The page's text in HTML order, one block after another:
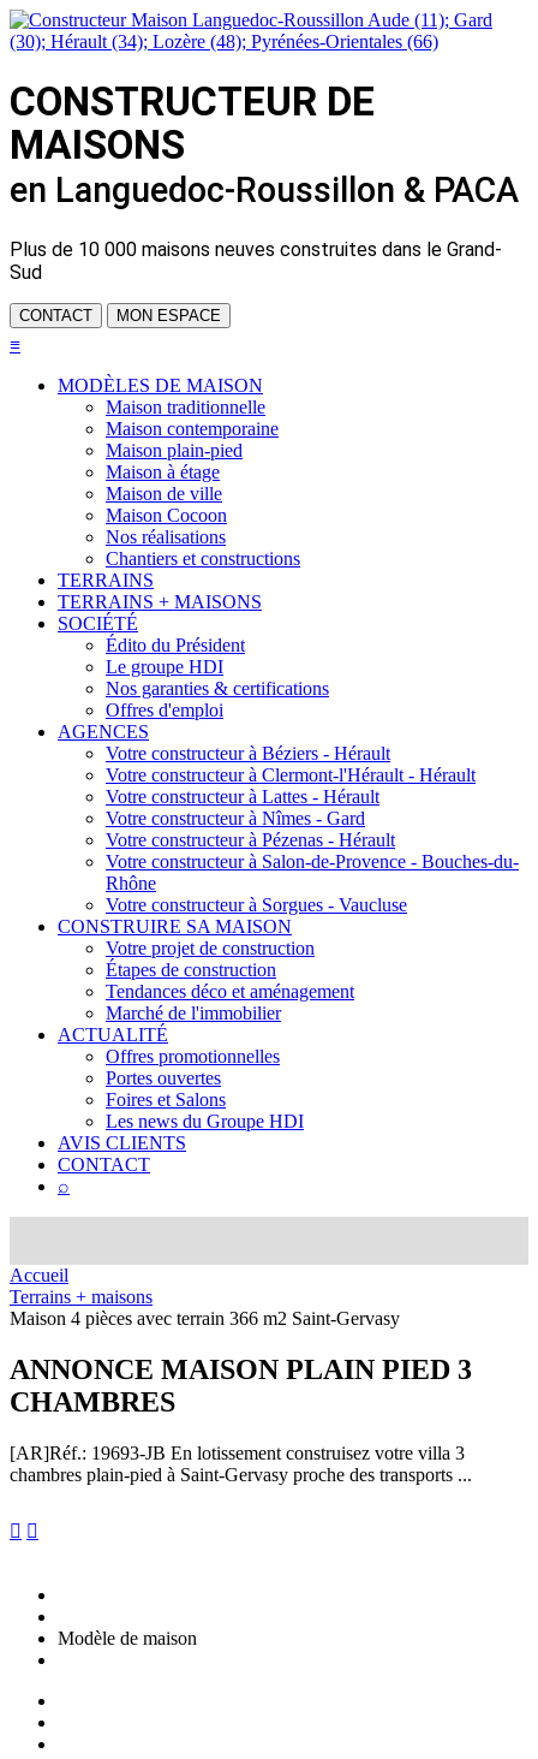
CONSTRUCTEUR DE
MAISONS
en Languedoc-Roussillon & PACA
Plus de 10 000 maisons neuves construites dans le Grand-
Sud
CONTACT MON ESPACE
≡
MODÈLES DE MAISON
Maison traditionnelle
Maison contemporaine
Maison plain-pied
Maison à étage
Maison de ville
Maison Cocoon
Nos réalisations
Chantiers et constructions
TERRAINS
TERRAINS + MAISONS
SOCIÉTÉ
Édito du Président
Le groupe HDI
Nos garanties & certifications
Offres d'emploi
AGENCES
Votre constructeur à Béziers - Hérault
Votre constructeur à Clermont-l'Hérault - Hérault
Votre constructeur à Lattes - Hérault
Votre constructeur à Nîmes - Gard
Votre constructeur à Pézenas - Hérault
Votre constructeur à Salon-de-Provence - Bouches-du-
Rhône
Votre constructeur à Sorgues - Vaucluse
CONSTRUIRE SA MAISON
Votre projet de construction
Étapes de construction
Tendances déco et aménagement
Marché de l'immobilier
ACTUALITÉ
Offres promotionnelles
Portes ouvertes
Foires et Salons
Les news du Groupe HDI
AVIS CLIENTS
CONTACT
⌕
Accueil
Terrains + maisons
Maison 4 pièces avec terrain 366 m2 Saint-Gervasy
ANNONCE MAISON PLAIN PIED 3
CHAMBRES
[AR]Réf.: 19693-JB En lotissement construisez votre villa 3
chambres plain-pied à Saint-Gervasy proche des transports ...
 
Modèle de maison